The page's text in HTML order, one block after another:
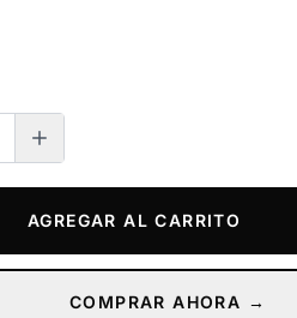
AGREGAR AL CARRITO
COMPRAR AHORA →